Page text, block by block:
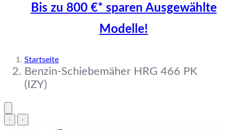
Bis zu 800 €* sparen Ausgewählte
Modelle!
Startseite
Benzin-Schiebemäher HRG 466 PK
(IZY)